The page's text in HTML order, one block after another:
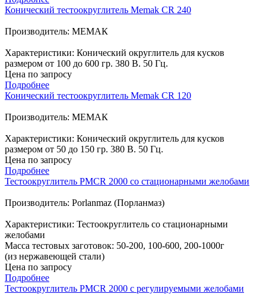
Конический тестоокруглитель Memak CR 240
Производитель: МЕМАК
Характеристики: Конический округлитель для кусков
размером от 100 до 600 гр. 380 В. 50 Гц.
Цена по запросу
Подробнее
Конический тестоокруглитель Memak CR 120
Производитель: МЕМАК
Характеристики: Конический округлитель для кусков
размером от 50 до 150 гр. 380 В. 50 Гц.
Цена по запросу
Подробнее
Тестоокруглитель PMCR 2000 со стационарными желобами
Производитель: Porlanmaz (Порланмаз)
Характеристики: Тестоокруглитель со стационарными
желобами
Масса тестовых заготовок: 50-200, 100-600, 200-1000г
(из нержавеющей стали)
Цена по запросу
Подробнее
Тестоокруглитель PMCR 2000 с регулируемыми желобами